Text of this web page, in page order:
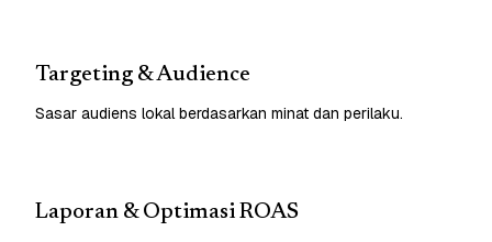
Targeting & Audience
Sasar audiens lokal berdasarkan minat dan perilaku.
Laporan & Optimasi ROAS